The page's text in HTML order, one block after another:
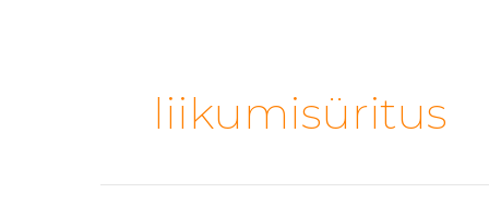
liikumisüritus